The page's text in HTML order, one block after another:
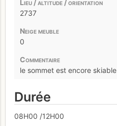
2737
0
le sommet est encore skiable
Durée
08H00 /12H00